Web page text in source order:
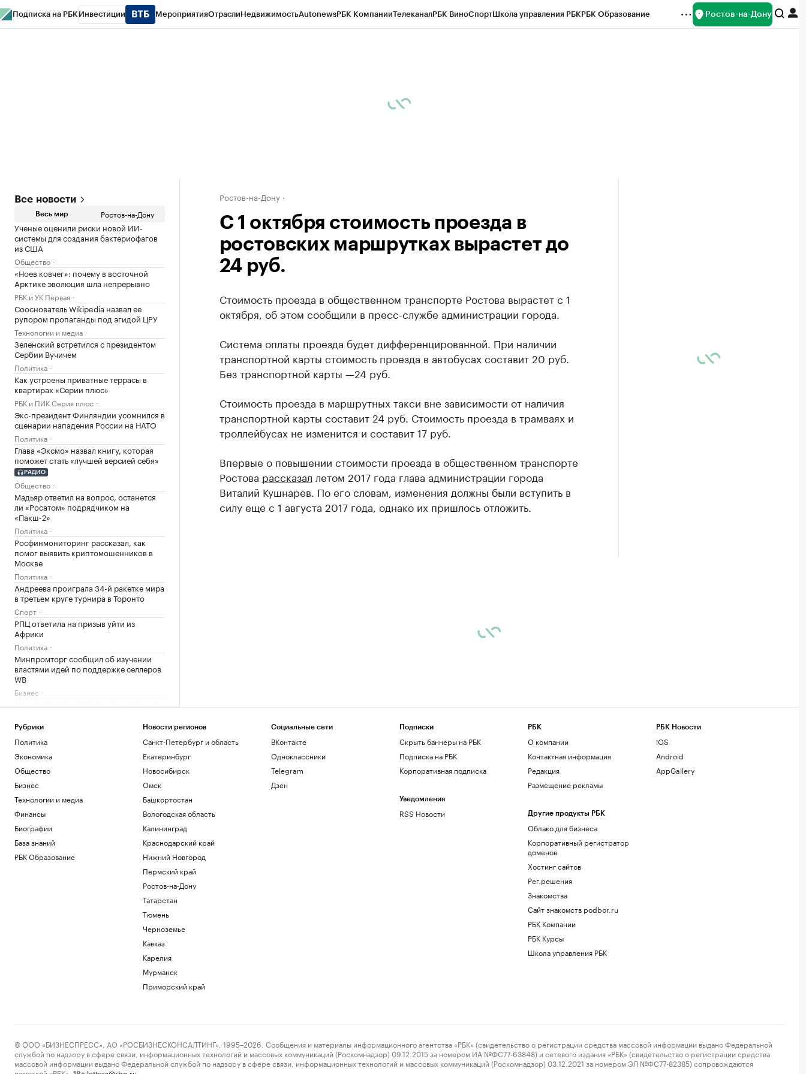
Подписка на РБК Инвестиции МероприятияОтраслиНедвижимостьAutonewsРБК КомпанииТелеканалРБК ВиноСпортШкола управления РБКРБК Образование Ростов-на-Дону
Все новости
Весь мир Ростов-на-Дону
Ученые оценили риски новой ИИ-
системы для создания бактериофагов
из США
Общество
«Ноев ковчег»: почему в восточной
Арктике эволюция шла непрерывно
РБК и УК Первая
Сооснователь Wikipedia назвал ее
рупором пропаганды под эгидой ЦРУ
Технологии и медиа
Зеленский встретился с президентом
Сербии Вучичем
Политика
Как устроены приватные террасы в
квартирах «Серии плюс»
РБК и ПИК Серия плюс
Экс-президент Финляндии усомнился в
сценарии нападения России на НАТО
Политика
Глава «Эксмо» назвал книгу, которая
поможет стать «лучшей версией себя»
РАДИО
Общество
Мадьяр ответил на вопрос, останется
ли «Росатом» подрядчиком на
«Пакш-2»
Политика
Росфинмониторинг рассказал, как
помог выявить криптомошенников в
Москве
Политика
Андреева проиграла 34-й ракетке мира
в третьем круге турнира в Торонто
Спорт
РПЦ ответила на призыв уйти из
Африки
Политика
Минпромторг сообщил об изучении
властями идей по поддержке селлеров
WB
Бизнес
Спорт
Что такое медленная жизнь и какую
роль в этом играет дерево
РБК и Старквуд
Метеоролог рассказала о погоде в
Москве на выходных
Общество
Глава ВЦИОМ объяснил, почему
абитуриенты стали прагматичнее
Общество
Власти США поддержали Свято-
Троицкий монастырь РПЦЗ в борьбе с
ветряками
строительство бального зала в Белом
Как выглядит портрет абитуриента в
Ростов-на-Дону
С 1 октября стоимость проезда в
ростовских маршрутках вырастет до
24 руб.
Стоимость проезда в общественном транспорте Ростова вырастет с 1
октября, об этом сообщили в пресс-службе администрации города.
Система оплаты проезда будет дифференцированной. При наличии
транспортной карты стоимость проезда в автобусах составит 20 руб.
Без транспортной карты —24 руб.
Стоимость проезда в маршрутных такси вне зависимости от наличия
транспортной карты составит 24 руб. Стоимость проезда в трамваях и
троллейбусах не изменится и составит 17 руб.
Впервые о повышении стоимости проезда в общественном транспорте
Ростова рассказал летом 2017 года глава администрации города
Виталий Кушнарев. По его словам, изменения должны были вступить в
силу еще с 1 августа 2017 года, однако их пришлось отложить.
Рубрики
Политика
Экономика
Общество
Бизнес
Технологии и медиа
Финансы
Биографии
База знаний
РБК Образование
Новости регионов
Санкт-Петербург и область
Екатеринбург
Новосибирск
Омск
Башкортостан
Вологодская область
Калининград
Краснодарский край
Нижний Новгород
Пермский край
Ростов-на-Дону
Татарстан
Тюмень
Черноземье
Кавказ
Карелия
Мурманск
Приморский край
Социальные сети
ВКонтакте
Одноклассники
Telegram
Дзен
Подписки
Скрыть баннеры на РБК
Подписка на РБК
Корпоративная подписка
Уведомления
RSS Новости
РБК
О компании
Контактная информация
Редакция
Размещение рекламы
Другие продукты РБК
Облако для бизнеса
Корпоративный регистратор
доменов
Хостинг сайтов
Рег.решения
Знакомства
Сайт знакомств podbor.ru
РБК Компании
РБК Курсы
Школа управления РБК
РБК Новости
iOS
Android
AppGallery
© ООО «БИЗНЕСПРЕСС», АО «РОСБИЗНЕСКОНСАЛТИНГ», 1995–2026. Сообщения и материалы информационного агентства «РБК» (свидетельство о регистрации средства массовой информации выдано Федеральной
службой по надзору в сфере связи, информационных технологий и массовых коммуникаций (Роскомнадзор) 09.12.2015 за номером ИА №ФС77-63848) и сетевого издания «РБК» (свидетельство о регистрации средства
массовой информации выдано Федеральной службой по надзору в сфере связи, информационных технологий и массовых коммуникаций (Роскомнадзор) 03.12.2021 за номером ЭЛ №ФС77-82385) сопровождаются